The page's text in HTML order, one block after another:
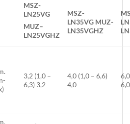
MSZ-
LN25VG
MUZ–
LN25VGHZ
MSZ-
LN35VG MUZ-
LN35VGHZ
3,2 (1,0 –
6,3) 3,2
4,0 (1,0 – 6,6)
4,0
6,0